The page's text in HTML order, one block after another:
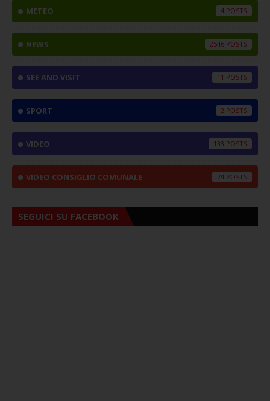
METEO 4
NEWS 2546
SEE AND VISIT 11
SPORT 2
VIDEO 138
VIDEO CONSIGLIO COMUNALE 74
SEGUICI SU FACEBOOK